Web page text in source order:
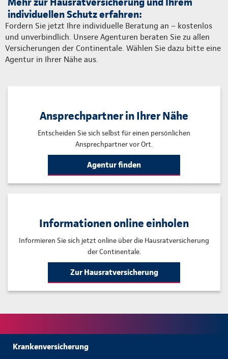
individuellen Schutz erfahren:
Fordern Sie jetzt Ihre individuelle Beratung an – kostenlos
und unverbindlich. Unsere Agenturen beraten Sie zu allen
Versicherungen der Continentale. Wählen Sie dazu bitte eine
Agentur in Ihrer Nähe aus.
Ansprechpartner in Ihrer Nähe
Entscheiden Sie sich selbst für einen persönlichen
Ansprechpartner vor Ort.
Agentur finden
Informationen online einholen
Informieren Sie sich jetzt online über die Hausratversicherung
der Continentale.
Zur Hausratversicherung
Krankenversicherung